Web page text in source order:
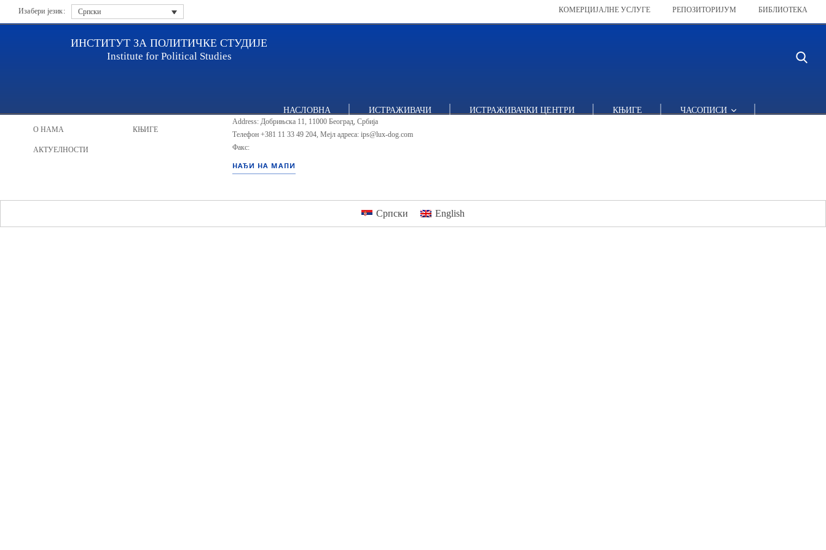
Изабери језик: Српски КОМЕРЦИЈАЛНЕ УСЛУГЕ РЕПОЗИТОРИЈУМ БИБЛИОТЕКА
ИНСТИТУТ ЗА ПОЛИТИЧКЕ СТУДИЈЕ
Institute for Political Studies
НАСЛОВНА ИСТРАЖИВАЧИ ИСТРАЖИВАЧКИ ЦЕНТРИ КЊИГЕ ЧАСОПИСИ
О НАМА
АКТУЕЛНОСТИ
КЊИГЕ
ИПС - Институт за политичке студије
Address: Добрињска 11, 11000 Београд, Србија
Телефон +381 11 33 49 204, Мејл адреса: ips@lux-dog.com
Факс:
НАЂИ НА МАПИ
Српски English